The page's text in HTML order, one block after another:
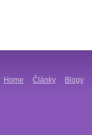
Home Články Blogy